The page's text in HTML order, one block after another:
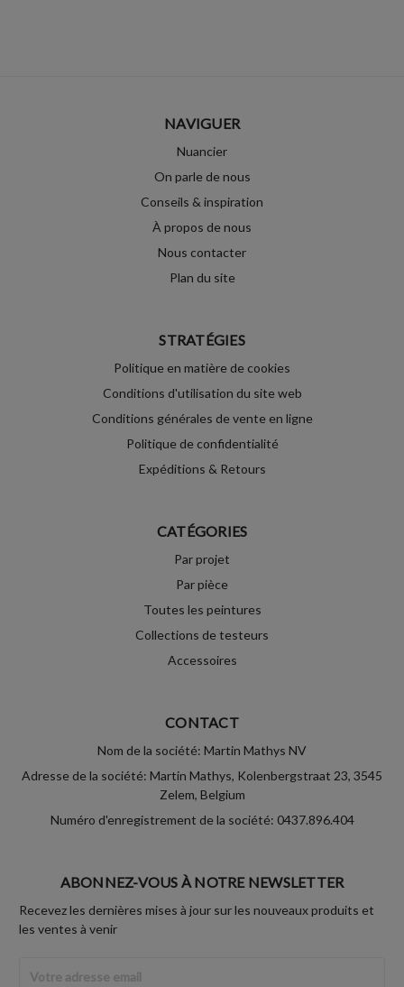
NAVIGUER
Nuancier
On parle de nous
Conseils & inspiration
À propos de nous
Nous contacter
Plan du site
STRATÉGIES
Politique en matière de cookies
Conditions d'utilisation du site web
Conditions générales de vente en ligne
Politique de confidentialité
Expéditions & Retours
CATÉGORIES
Par projet
Par pièce
Toutes les peintures
Collections de testeurs
Accessoires
CONTACT
Nom de la société: Martin Mathys NV
Adresse de la société: Martin Mathys, Kolenbergstraat 23, 3545
Zelem, Belgium
Numéro d'enregistrement de la société: 0437.896.404
ABONNEZ-VOUS À NOTRE NEWSLETTER
Recevez les dernières mises à jour sur les nouveaux produits et
les ventes à venir